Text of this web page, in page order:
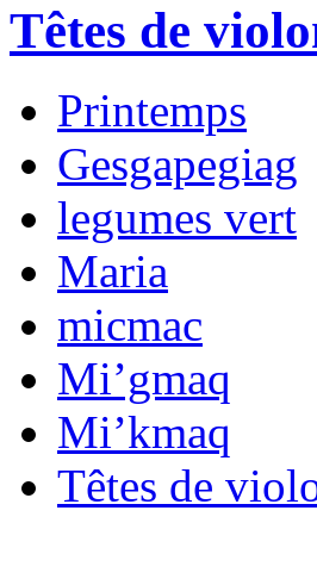
Têtes de
Printemps
Gesgapegiag
legumes vert
Maria
micmac
Mi’gmaq
Mi’kmaq
Têtes de